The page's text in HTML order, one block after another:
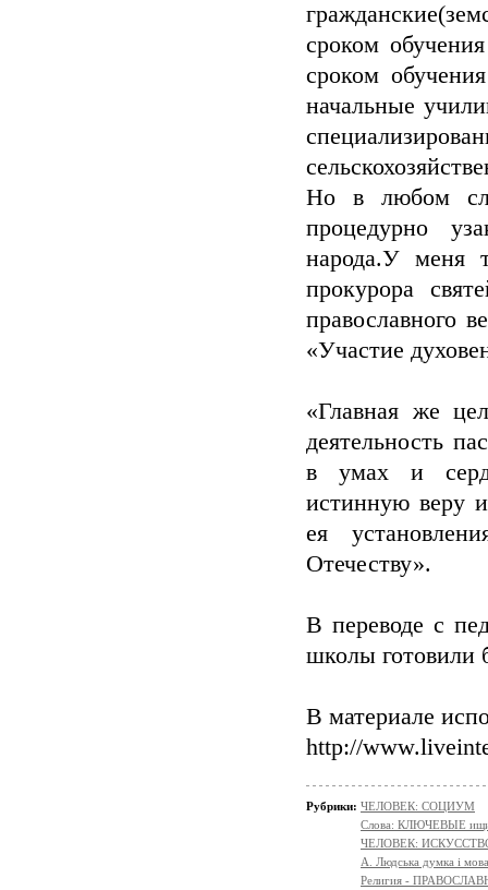
сроком
сроком
начальные
Но в любом
процедурно
народа.У
прокурора
православного
«Участие
«Главная же
деятельность
в умах и
истинную веру
ея
Отечеству».
В переводе с
школы готовили
В материале
http://
Рубрики: ЧЕЛОВЕК: СОЦИУМ
Слова: КЛЮЧЕВЫЕ
ЧЕЛОВЕК:
A. Людська думка і мова
Религия -